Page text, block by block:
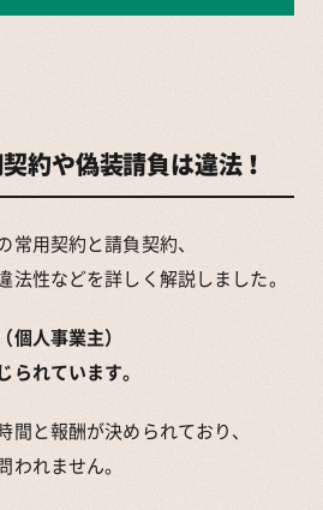
約や偽装請負は違法！
常用契約と請負契約、
法性などを詳しく解説しました。
人事業主）
られています。
と報酬が決められており、
れません。